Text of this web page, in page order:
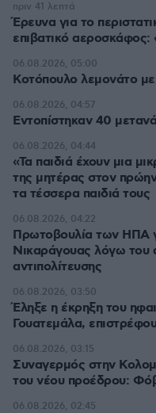
Έρευνα για το
επιβατικό
πριν 41 λεπτά
Κοτόπουλο λεμονάτο
06.08.2026, 05:00
Εντοπίστηκαν 40
06.08.2026, 04:57
«Τα παιδιά έχουν μια
της μητέρας στον
τα τέσσερα παιδιά τους
06.08.2026, 04:44
Πρωτοβουλία των ΗΠΑ
Νικαράγουας λόγω του
αντιπολίτευσης
06.08.2026, 04:22
Έληξε η έκρηξη του
Γουατεμάλα,
06.08.2026, 03:50
Συναγερμός στην
του νέου προέδρου:
06.08.2026, 03:15
06.08.2026, 02:45